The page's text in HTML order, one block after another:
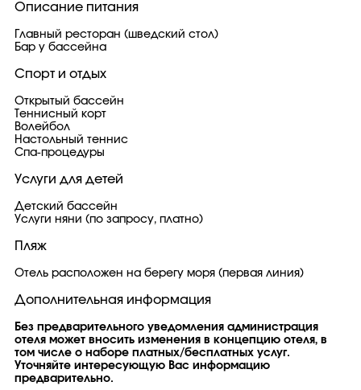
Описание питания
Главный ресторан (шведский стол)
Бар у бассейна
Спорт и отдых
Открытый бассейн
Теннисный корт
Волейбол
Настольный теннис
Спа-процедуры
Услуги для детей
Детский бассейн
Услуги няни (по запросу, платно)
Пляж
Отель расположен на берегу моря (первая линия)
Дополнительная информация
Без предварительного уведомления администрация
отеля может вносить изменения в концепцию отеля, в
том числе о наборе платных/бесплатных услуг.
Уточняйте интересующую Вас информацию
предварительно.